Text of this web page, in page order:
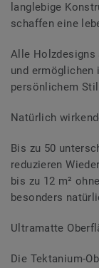
langlebige
schaffen eine
Alle
und ermöglichen
persönlichem
Natürlich
Bis zu 50
reduzieren
bis zu 12 m²
besonders
Ultramatte
Die Tektanium-